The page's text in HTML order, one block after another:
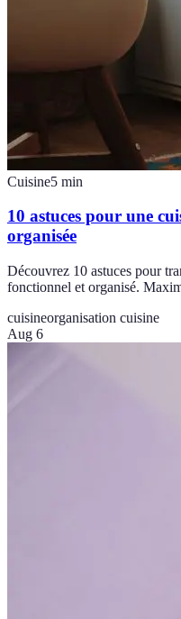
Cuisine5 min
10 astuces pour une
organisée
Découvrez 10 astuces pour
fonctionnel et organisé.
cuisineorganisation cuisine
Aug 6